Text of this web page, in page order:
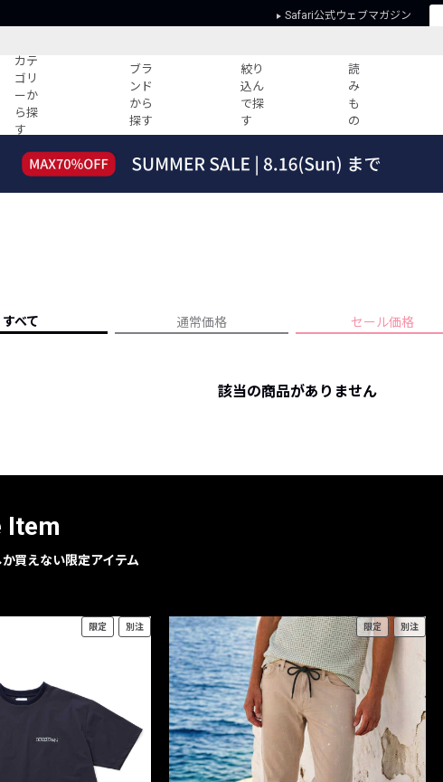
Safari公式ウェブマガジン
カテ
ゴリ
ーか
ら探
す
ブラ
ンド
から
探す
絞り
込ん
で探
す
読
み
も
の
すべての記事
人気記事ランキング
フォーカスブランド
プライバシーポリシー
すべて 通常価格 セール価格
該当の商品がありません
Item
買えない限定アイテム
限定 別注 限定 別注